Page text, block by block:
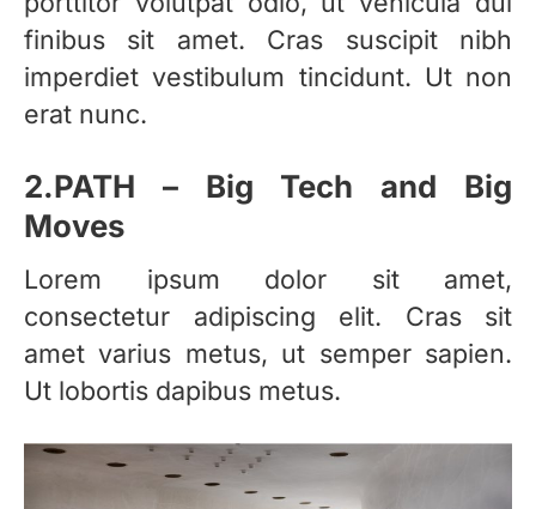
finibus sit amet. Cras suscipit nibh
imperdiet vestibulum tincidunt. Ut non
erat nunc.
2.PATH – Big Tech and Big
Moves
Lorem ipsum dolor sit amet,
consectetur adipiscing elit. Cras sit
amet varius metus, ut semper sapien.
Ut lobortis dapibus metus.